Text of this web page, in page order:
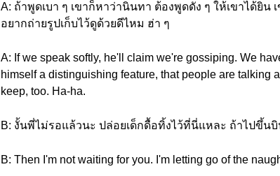
A: ถ้าพูดเบา ๆ เขาก็หาว่านินทา ต้องพูดดัง ๆ ให้เขาได้ยิน
อยากถ่ายรูปเก็บไว้ดูด้วยดีไหม ฮ่า ๆ
A: If we speak softly, he'll claim we're gossiping. We
himself a distinguishing feature, that people are talking
keep, too. Ha-ha.
B: งั้นพี่ไม่รอแล้วนะ ปล่อยเด็กดื้อทิ้งไว้ที่นี่แหละ ถ้าไปขึ้น
B: Then I'm not waiting for you. I'm letting go of the